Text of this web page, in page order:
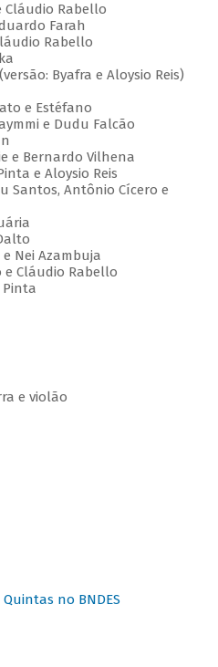
Cláudio Rabello
Farah
Rabello
Byafra e Aloysio Reis)
e Estéfano
e Dudu Falcão
e Bernardo Vilhena
e Aloysio Reis
Santos, Antônio Cícero e
Nei Azambuja
Cláudio Rabello
Pinta
e violão
no BNDES